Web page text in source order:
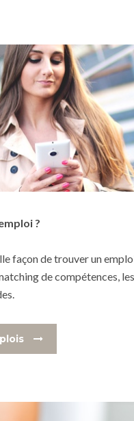
?
façon de trouver un
de compétences,